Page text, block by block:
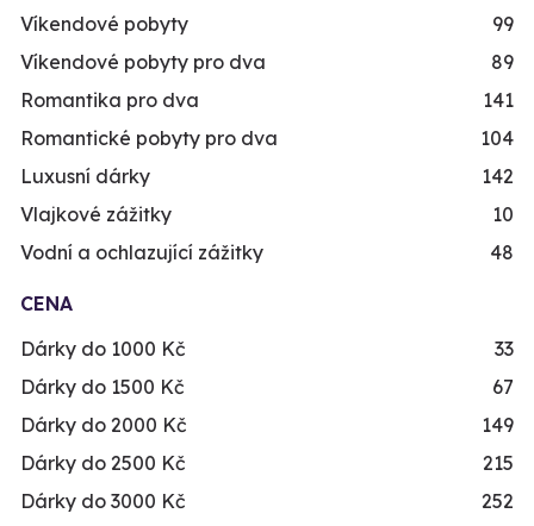
Víkendové pobyty
99
Víkendové pobyty pro dva
89
Romantika pro dva
141
Romantické pobyty pro dva
104
Luxusní dárky
142
Vlajkové zážitky
10
Vodní a ochlazující zážitky
48
CENA
Dárky do 1000 Kč
33
Dárky do 1500 Kč
67
Dárky do 2000 Kč
149
Dárky do 2500 Kč
215
Dárky do 3000 Kč
252